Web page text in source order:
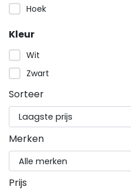
Hoek
Kleur
Wit
Zwart
Sorteer
Merken
Prijs